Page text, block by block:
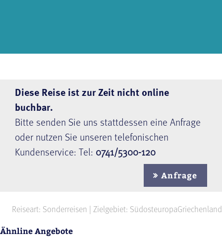
Diese Reise ist zur Zeit nicht online
buchbar.
Bitte senden Sie uns stattdessen eine Anfrage
oder nutzen Sie unseren telefonischen
Kundenservice: Tel: 0741/5300-120
Anfrage
Reiseart: Sonderreisen | Zielgebiet: SüdosteuropaGriechenland
Ähnline Angebote